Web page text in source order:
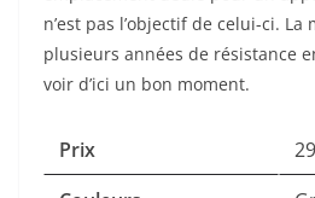
n’est pas l’objectif de celui-ci.
plusieurs années de résistance
voir d’ici un bon moment.
Prix